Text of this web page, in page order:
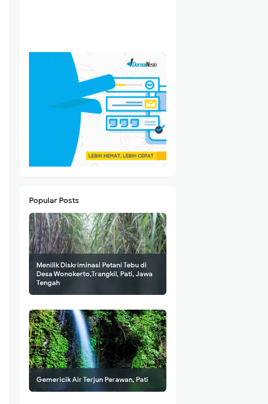
Popular Posts
Menilik Diskriminasi Petani Tebu di
Desa Wonokerto,Trangkil, Pati, Jawa
Tengah
Gemericik Air Terjun Perawan, Pati